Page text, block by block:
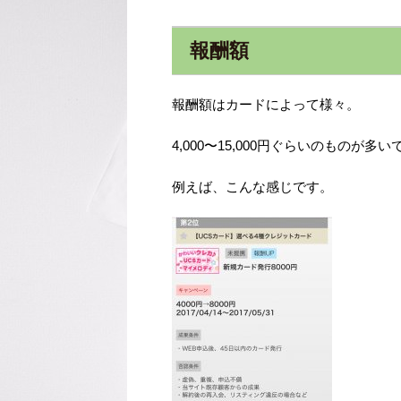
報酬額
報酬額はカードによって様々。
4,000〜15,000円ぐらいのものが多い
例えば、こんな感じです。